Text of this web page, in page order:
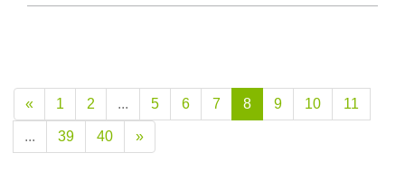
« 1 2 ... 5 6 7 8 9 10 11
... 39 40 »